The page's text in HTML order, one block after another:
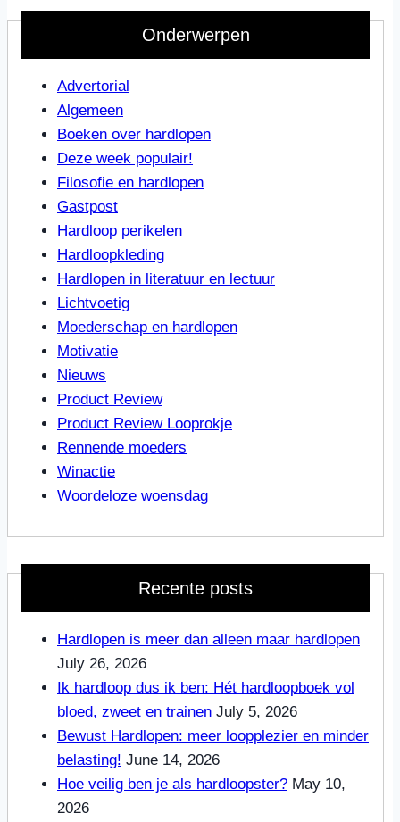
Onderwerpen
Advertorial
Algemeen
Boeken over hardlopen
Deze week populair!
Filosofie en hardlopen
Gastpost
Hardloop perikelen
Hardloopkleding
Hardlopen in literatuur en lectuur
Lichtvoetig
Moederschap en hardlopen
Motivatie
Nieuws
Product Review
Product Review Looprokje
Rennende moeders
Winactie
Woordeloze woensdag
Recente posts
Hardlopen is meer dan alleen maar hardlopen
July 26, 2026
Ik hardloop dus ik ben: Hét hardloopboek vol
bloed, zweet en trainen July 5, 2026
Bewust Hardlopen: meer loopplezier en minder
belasting! June 14, 2026
Hoe veilig ben je als hardloopster? May 10,
2026